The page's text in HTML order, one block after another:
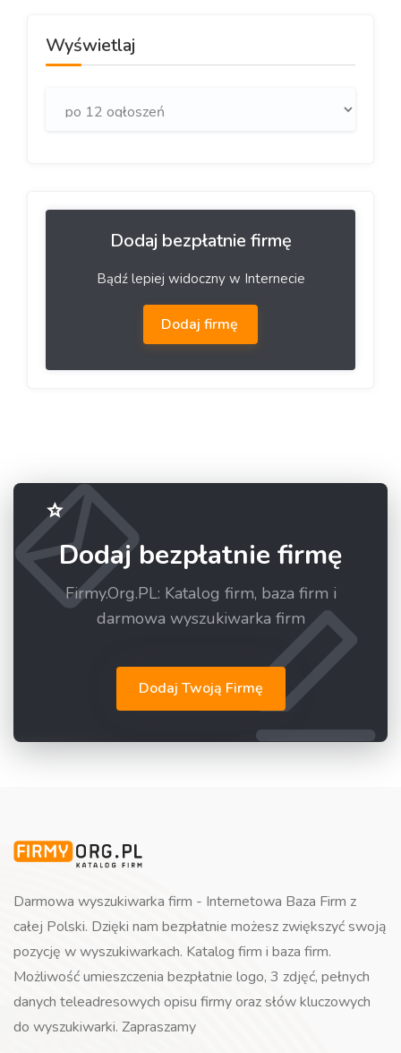
Wyświetlaj
Dodaj bezpłatnie firmę
Bądź lepiej widoczny w Internecie
Dodaj firmę
Dodaj bezpłatnie firmę
Firmy.Org.PL: Katalog firm, baza firm i
darmowa wyszukiwarka firm
Dodaj Twoją Firmę
Darmowa wyszukiwarka firm - Internetowa Baza Firm z
całej Polski. Dzięki nam bezpłatnie możesz zwiększyć swoją
pozycję w wyszukiwarkach. Katalog firm i baza firm.
Możliwość umieszczenia bezpłatnie logo, 3 zdjęć, pełnych
danych teleadresowych opisu firmy oraz słów kluczowych
do wyszukiwarki. Zapraszamy